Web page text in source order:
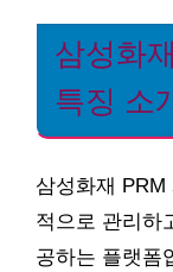
삼성화
특징 소
삼성화재
적으로 관리하
공하는 플랫폼